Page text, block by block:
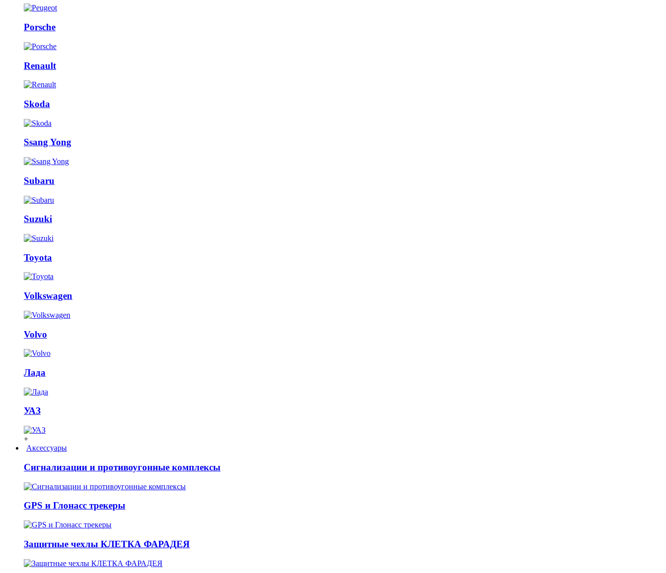
Porsche
Renault
Skoda
Ssang Yong
Subaru
Suzuki
Toyota
Volkswagen
Volvo
Лада
УАЗ
+
Аксессуары
Сигнализации и противоугонные комплексы
GPS и Глонасс трекеры
Защитные чехлы КЛЕТКА ФАРАДЕЯ